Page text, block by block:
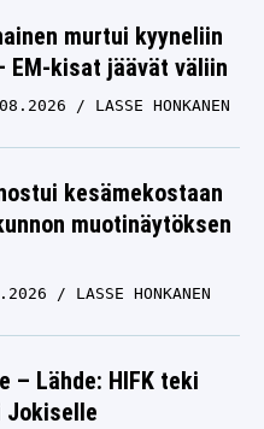
murtui kyyneliin
EM-kisat jäävät väliin
LASSE HONKANEN
kesämekostaan
muotinäytöksen
LASSE HONKANEN
– Lähde: HIFK teki
Jokiselle